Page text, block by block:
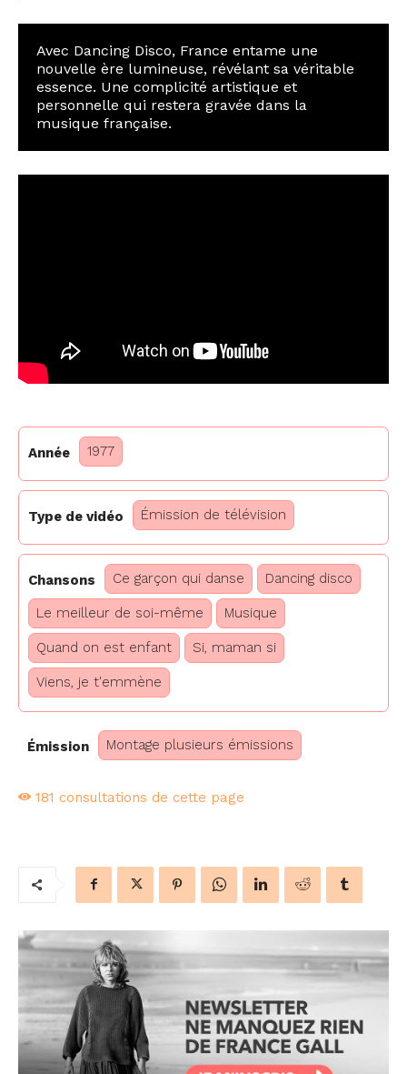
Avec Dancing Disco, France entame une
nouvelle ère lumineuse, révélant sa véritable
essence. Une complicité artistique et
personnelle qui restera gravée dans la
musique française.
Année 1977
Type de vidéo Émission de télévision
Chansons Ce garçon qui danse Dancing disco
Le meilleur de soi-même Musique
Quand on est enfant Si, maman si
Viens, je t'emmène
Émission Montage plusieurs émissions
181 consultations de cette page